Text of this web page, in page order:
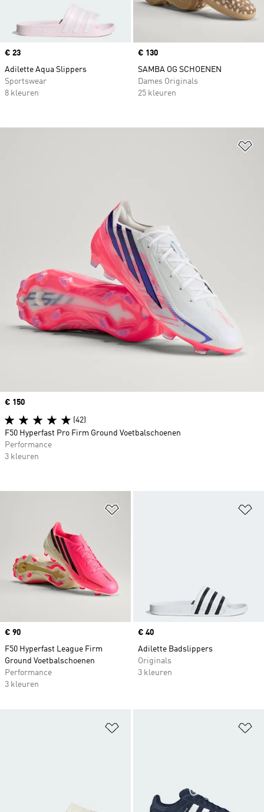
Price
€ 23
Adilette Aqua Slippers
Sportswear
8 kleuren
Price
€ 130
SAMBA OG SCHOENEN
Dames Originals
25 kleuren
Price
€ 90
F50 Hyperfast League Firm
Ground Voetbalschoenen
Performance
3 kleuren
Price
€ 40
Adilette Badslippers
Originals
3 kleuren
Price
€ 150
(42)
F50 Hyperfast Pro Firm Ground Voetbalschoenen
Performance
3 kleuren